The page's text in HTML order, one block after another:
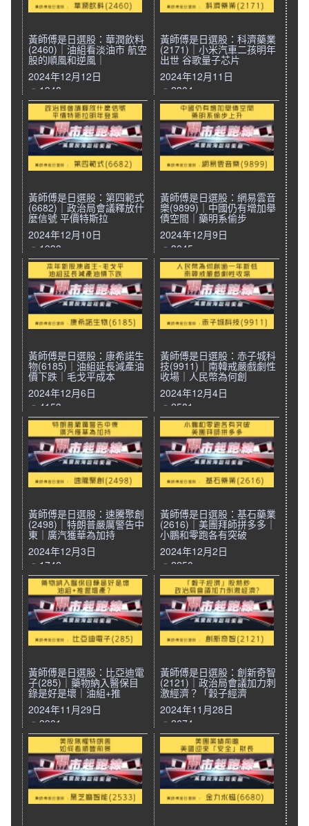
黃師傅是日選股：華潤飲料
(2460)｜油組看淡油市 航空
股的順風和逆風｜
2024年12月12日
1948
黃師傅是日選股：科濟藥業
(2171)｜小米汽車二孩明年
出世 谷歌量子芯片
2024年12月11日
2304
黃師傅是日選股：第四範式
(6682)｜政治局會議釋放什
麼信號 平價特斯拉
2024年12月10日
1938
黃師傅是日選股：網易雲音
樂(9899)｜中國仍有增加舉
債空間｜藥明系偷步
2024年12月9日
3045
黃師傅是日選股：康希諾生
物(6185)｜油組延長減產油
價下跌｜毛戈平成本
2024年12月6日
4153
黃師傅是日選股：赤子城科
技(9911)｜南韓戒嚴戲劇性
收場｜人民幣為何創
2024年12月4日
2581
黃師傅是日選股：速騰聚創
(2498)｜特朗普嚴厲警告中
東｜廣汽獲華為加持
2024年12月3日
1742
黃師傅是日選股：基石藥業
(2616)｜美團拜師拼多多｜
小鵬和零跑各有突破
2024年12月2日
2250
黃師傅是日選股：比亞迪電
子(285)｜藥物納入醫保目
錄是好是壞｜油組+推
2024年11月29日
3901
黃師傅是日選股：創新奇智
(2121)｜政治局會議加力刺
激經濟？「穀子經濟
2024年11月28日
2674